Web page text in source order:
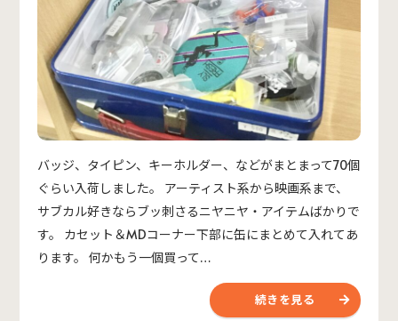
バッジ、タイピン、キーホルダー、などがまとまって70個
ぐらい入荷しました。 アーティスト系から映画系まで、
サブカル好きならブッ刺さるニヤニヤ・アイテムばかりで
す。 カセット＆MDコーナー下部に缶にまとめて入れてあ
ります。 何かもう一個買って…
続きを見る